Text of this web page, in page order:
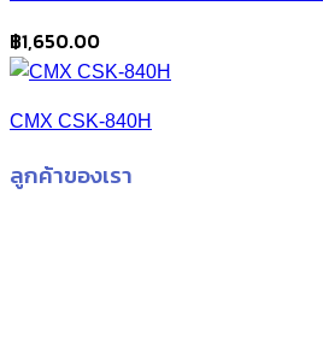
฿1,650.00
CMX CSK-840H
ลูกค้าของเรา